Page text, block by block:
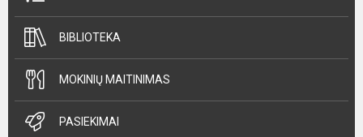
BIBLIOTEKA
MOKINIŲ MAITINIMAS
PASIEKIMAI